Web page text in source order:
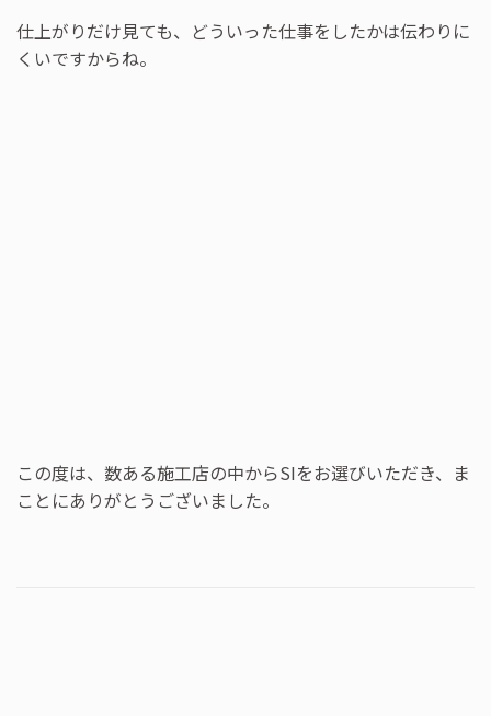
仕上がりだけ見ても、どういった仕事をしたかは伝わりに
くいですからね。
この度は、数ある施工店の中からSIをお選びいただき、ま
ことにありがとうございました。